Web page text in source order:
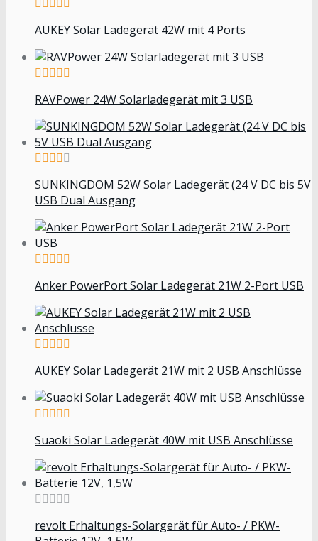
AUKEY Solar Ladegerät 42W mit 4 Ports
RAVPower 24W Solarladegerät mit 3 USB
SUNKINGDOM 52W Solar Ladegerät (24 V DC bis 5V
USB Dual Ausgang
Anker PowerPort Solar Ladegerät 21W 2-Port USB
AUKEY Solar Ladegerät 21W mit 2 USB Anschlüsse
Suaoki Solar Ladegerät 40W mit USB Anschlüsse
revolt Erhaltungs-Solargerät für Auto- / PKW-